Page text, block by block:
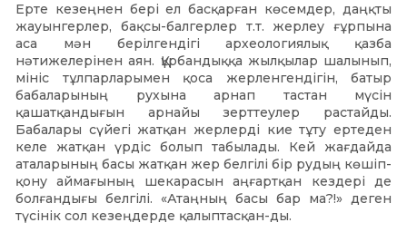
Ерте кезеңнен бері ел басқарған көсемдер, даңқты
жауынгерлер, бақсы-балгерлер т.т. жерлеу ғұрпына
аса мән берілгендігі археологиялық қазба
нәтижелерінен аян. Құрбандыққа жылқылар шалынып,
мініс тұлпарларымен қоса жерленгендігін, батыр
бабаларының рухына арнап тастан мүсін
қашатқандығын арнайы зерттеулер растайды.
Бабалары сүйегі жатқан жерлерді кие тұту ертеден
келе жатқан үрдіс болып табылады. Кей жағдайда
аталарының басы жатқан жер белгілі бір рудың көшіп-
қону аймағының шекарасын аңғартқан кездері де
болғандығы белгілі. «Атаңның басы бар ма?!» деген
түсінік сол кезеңдерде қалыптасқан-ды.